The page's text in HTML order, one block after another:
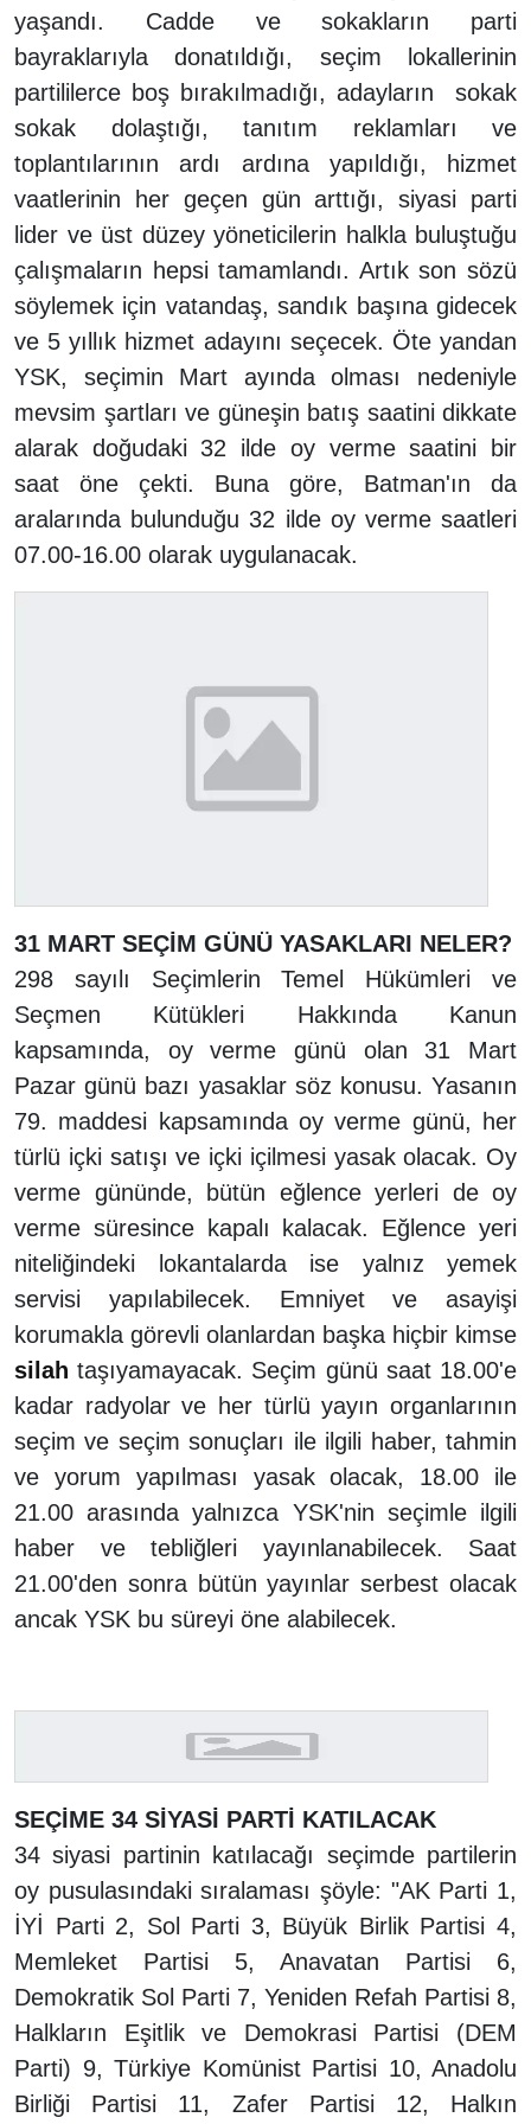
yaşandı. Cadde ve sokakların parti
bayraklarıyla donatıldığı, seçim lokallerinin
partililerce boş bırakılmadığı, adayların sokak
sokak dolaştığı, tanıtım reklamları ve
toplantılarının ardı ardına yapıldığı, hizmet
vaatlerinin her geçen gün arttığı, siyasi parti
lider ve üst düzey yöneticilerin halkla buluştuğu
çalışmaların hepsi tamamlandı. Artık son sözü
söylemek için vatandaş, sandık başına gidecek
ve 5 yıllık hizmet adayını seçecek. Öte yandan
YSK, seçimin Mart ayında olması nedeniyle
mevsim şartları ve güneşin batış saatini dikkate
alarak doğudaki 32 ilde oy verme saatini bir
saat öne çekti. Buna göre, Batman'ın da
aralarında bulunduğu 32 ilde oy verme saatleri
07.00-16.00 olarak uygulanacak.
31 MART SEÇİM GÜNÜ YASAKLARI NELER?
298 sayılı Seçimlerin Temel Hükümleri ve
Seçmen Kütükleri Hakkında Kanun
kapsamında, oy verme günü olan 31 Mart
Pazar günü bazı yasaklar söz konusu. Yasanın
79. maddesi kapsamında oy verme günü, her
türlü içki satışı ve içki içilmesi yasak olacak. Oy
verme gününde, bütün eğlence yerleri de oy
verme süresince kapalı kalacak. Eğlence yeri
niteliğindeki lokantalarda ise yalnız yemek
servisi yapılabilecek. Emniyet ve asayişi
korumakla görevli olanlardan başka hiçbir kimse
silah taşıyamayacak. Seçim günü saat 18.00'e
kadar radyolar ve her türlü yayın organlarının
seçim ve seçim sonuçları ile ilgili haber, tahmin
ve yorum yapılması yasak olacak, 18.00 ile
21.00 arasında yalnızca YSK'nin seçimle ilgili
haber ve tebliğleri yayınlanabilecek. Saat
21.00'den sonra bütün yayınlar serbest olacak
ancak YSK bu süreyi öne alabilecek.
SEÇİME 34 SİYASİ PARTİ KATILACAK
34 siyasi partinin katılacağı seçimde partilerin
oy pusulasındaki sıralaması şöyle: "AK Parti 1,
İYİ Parti 2, Sol Parti 3, Büyük Birlik Partisi 4,
Memleket Partisi 5, Anavatan Partisi 6,
Demokratik Sol Parti 7, Yeniden Refah Partisi 8,
Halkların Eşitlik ve Demokrasi Partisi (DEM
Parti) 9, Türkiye Komünist Partisi 10, Anadolu
Birliği Partisi 11, Zafer Partisi 12, Halkın